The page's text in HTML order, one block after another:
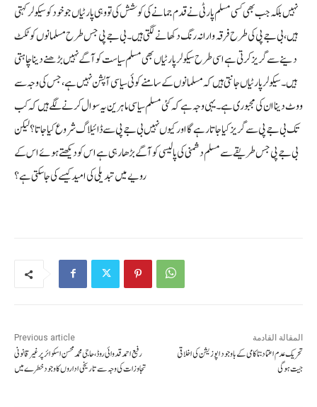
نہیں بلکہ جب بھی کسی مسلم پارٹی نے قدم جمانے کی کوشش کی تو وہی پارٹیاں جو خود کو سیکولر کہتی
ہیں، بی جے پی کی طرح فرقہ وارانہ رنگ دکھانے لگتی ہیں۔ بی جے پی جس طرح مسلمانوں کو ٹکٹ
دینے سے گریز کرتی ہے اسی طرح سیکولر پارٹیاں بھی مسلم سیاست کو آگے نہیں بڑھنے دینا چاہتی
ہیں۔ سیکولر پارٹیاں جانتی ہیں کہ مسلمانوں کے سامنے کوئی سیاسی آپشن نہیں ہے، جس کی وجہ سے
ووٹ دینا ان کی مجبوری ہے۔ یہی وجہ ہے کہ کئی مسلم سیاسی ماہرین یہ سوال کرنے لگے ہیں کہ کب
تک بی جے پی سے گریز کیا جاتا رہے گا اور کیوں نہیں بی جے پی سے ڈائیلاگ شروع کیا جاتا؟ لیکن
بی جے پی جس طریقے سے مسلم دشمنی کی پالیسی کو آگے بڑھا رہی ہے اس کو دیکھتے ہوئے اس کے
رویے میں تبدیلی کی امید کیسے کی جا سکتی ہے؟
Previous article
رفیع احمد قدوائی روڈ،حاجی محمد محسن اسکوائرپر غیر قانونی
تجاوزات کی وجہ سے تاریخی اداروں کا وجود خطرے میں
المقالة القادمة
تحریک عدم اعتماد :ناکامی کے باوجود اپوزیشن کی اخلاقی
جیت ہوگی